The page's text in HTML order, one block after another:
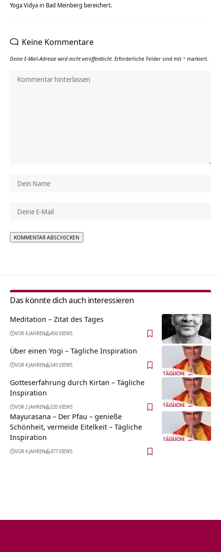
Yoga Vidya in Bad Meinberg bereichert.
Keine Kommentare
Deine E-Mail-Adresse wird nicht veröffentlicht. Erforderliche Felder sind mit * markiert.
Das könnte dich auch interessieren
Meditation – Zitat des Tages
VOR 4 JAHREN 456 VIEWS
Über einen Yogi – Tägliche Inspiration
VOR 4 JAHREN 545 VIEWS
Gotteserfahrung durch Kirtan – Tägliche
Inspiration
VOR 2 JAHREN 535 VIEWS
Mayurasana – Der Pfau – genieße
Schönheit, vermeide Eitelkeit – Tägliche
Inspiration
VOR 4 JAHREN 477 VIEWS